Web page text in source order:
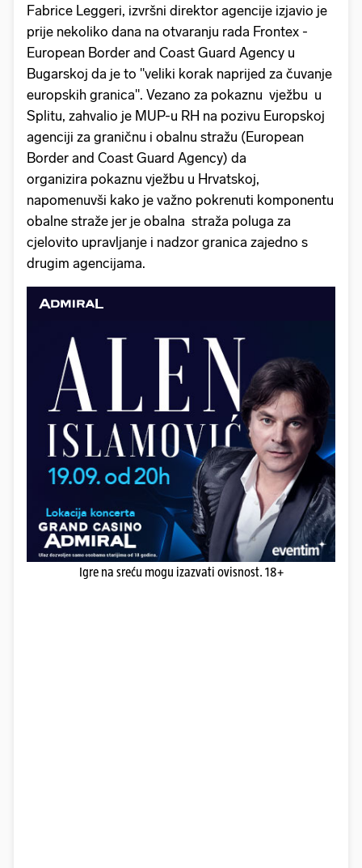
Fabrice Leggeri, izvršni direktor agencije izjavio je
prije nekoliko dana na otvaranju rada Frontex -
European Border and Coast Guard Agency u
Bugarskoj da je to "veliki korak naprijed za čuvanje
europskih granica". Vezano za pokaznu vježbu u
Splitu, zahvalio je MUP-u RH na pozivu Europskoj
agenciji za graničnu i obalnu stražu (European
Border and Coast Guard Agency) da
organizira pokaznu vježbu u Hrvatskoj,
napomenuvši kako je važno pokrenuti komponentu
obalne straže jer je obalna straža poluga za
cjelovito upravljanje i nadzor granica zajedno s
drugim agencijama.
Igre na sreću mogu izazvati ovisnost. 18+